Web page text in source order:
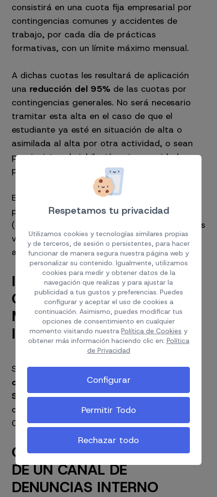
consistirá en una cuota fija empresarial por
contingencias comunes y accidentes de
trabajo, por cada día de prácticas
formativas, con un límite máximo mensual.
A dichas cuotas les resultará de aplicación
una reducción del 95% de las cuotas por
contingencias generales. No será necesario
tramitar esta alta en el caso de que el
estudiante ya esté en situación de alta o
asimilada al alta por otra actividad, o sean
pensionistas de jubilación o incapacidad
permanente.
Es posible que este coste esté soportado
previo acuerdo por los centros formativos
(universidades, etc.) por lo que recomendamos
verificar este extremo en el caso de que vaya
a acoger a algún estudiante este 2024.
INCREMENTO DE
COTIZACIONES.
MECANISMO DE EQUIDAD
INTERGENERACIONAL
Se incrementa la cotización sobre la base de
contingencias comunes en la Seguridad
Socialde un 0,6% a un 0,7% en 2024 (de los
que el 0,58 corresponderá a la empresa y el
0,12 al trabajador).
OBLIGACIÓN DE DISPONER
DE UN CANAL DE
DENUNCIAS INTERNO
Respetamos tu privacidad
Utilizamos cookies y tecnologías similares propias
y de terceros, de sesión o persistentes, para hacer
funcionar de manera segura nuestra página web y
personalizar su contenido. Igualmente, utilizamos
cookies para medir y obtener datos de la
navegación que realizas y para ajustar la
publicidad a tus gustos y preferencias. Puedes
configurar y aceptar el uso de cookies a
continuación. Asimismo, puedes modificar tus
opciones de consentimiento en cualquier
momento visitando nuestra Política de Cookies y
obtener más información haciendo clic en: Política
de Privacidad
Configurar
Permitir Todo
Rechazar todo